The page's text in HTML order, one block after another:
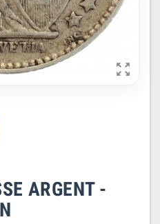

ARGENT -